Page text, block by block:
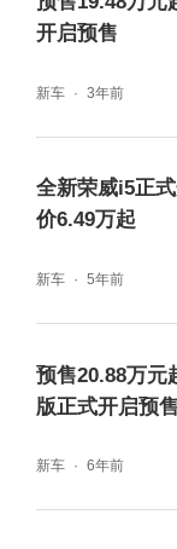
相对简易。
RISING
开启预售
新车 3年前
全新荣威i5正
价6.49万起
新车 5年前
预售20.88万元
版正式开启预售
新车 6年前